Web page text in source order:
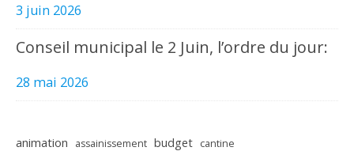
3 juin 2026
Conseil municipal le 2 Juin, l’ordre du jour:
28 mai 2026
animation assainissement budget cantine